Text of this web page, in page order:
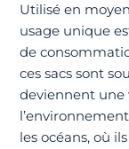
Utilisé en
usage unique
de
ces sacs sont
deviennent une
les océans, où